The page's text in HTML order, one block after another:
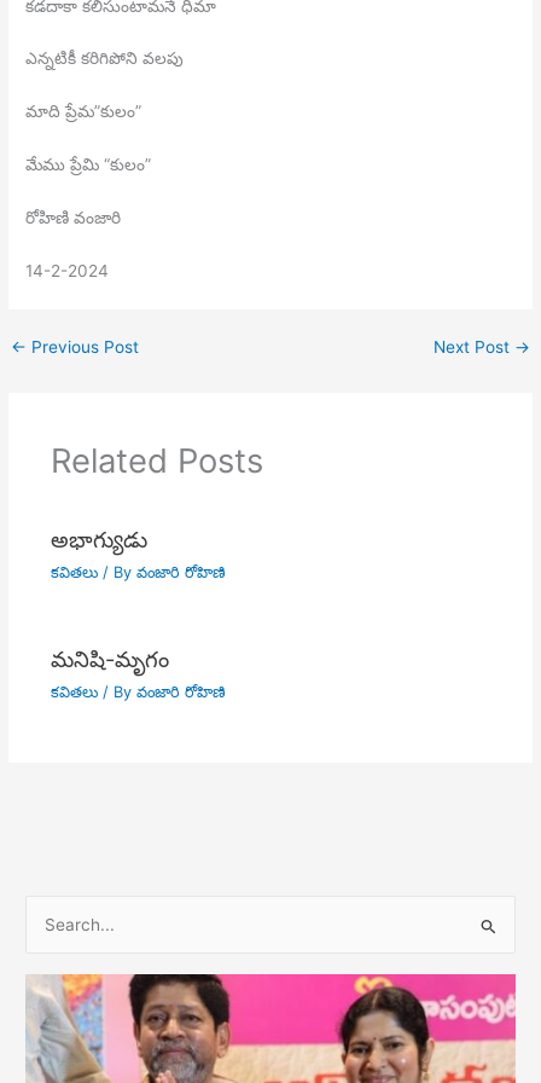
కడదాకా కలిసుంటామనే ధీమా
ఎన్నటికీ కరిగిపోని వలపు
మాది ప్రేమ”కులం”
మేము ప్రేమి “కులం”
రోహిణి వంజారి
14-2-2024
← Previous Post Next Post →
Related Posts
అభాగ్యుడు
కవితలు/ By వంజారి రోహిణి
మనిషి-మృగం
కవితలు/ By వంజారి రోహిణి
a
h